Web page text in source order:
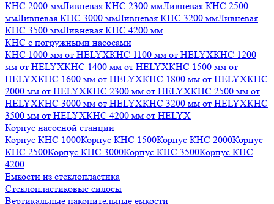
КНС 2000 ммЛивневая КНС 2300 ммЛивневая КНС 2500
ммЛивневая КНС 3000 ммЛивневая КНС 3200 ммЛивневая
КНС 3500 ммЛивневая КНС 4200 мм
КНС с погружными насосами
КНС 1000 мм от HELYXКНС 1100 мм от HELYXКНС 1200
мм от HELYXКНС 1400 мм от HELYXКНС 1500 мм от
HELYXКНС 1600 мм от HELYXКНС 1800 мм от HELYXКНС
2000 мм от HELYXКНС 2300 мм от HELYXКНС 2500 мм от
HELYXКНС 3000 мм от HELYXКНС 3200 мм от HELYXКНС
3500 мм от HELYXКНС 4200 мм от HELYX
Корпус насосной станции
Корпус КНС 1000Корпус КНС 1500Корпус КНС 2000Корпус
КНС 2500Корпус КНС 3000Корпус КНС 3500Корпус КНС
4200
Емкости из стеклопластика
Стеклопластиковые силосы
Вертикальные накопительные емкости